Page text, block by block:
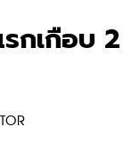
กเกือบ